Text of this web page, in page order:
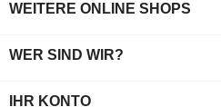
WEITERE ONLINE SHOPS
WER SIND WIR?
IHR KONTO